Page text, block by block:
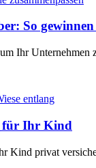
So
Ihr Unternehmen
für Ihr Kind
Kind privat